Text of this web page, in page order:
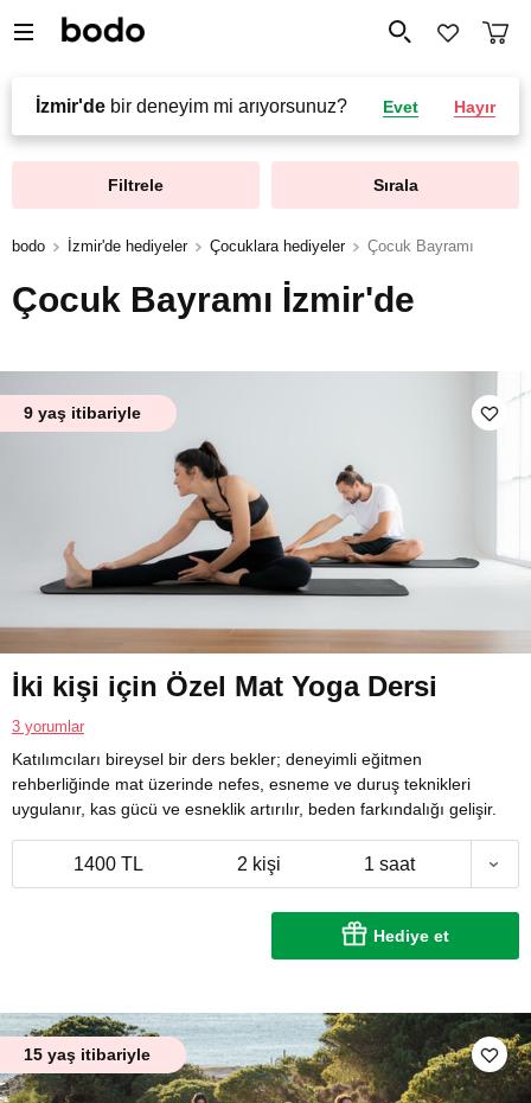
İzmir'de bir deneyim mi arıyorsunuz? Evet Hayır
Filtrele Sırala
bodo İzmir'de hediyeler Çocuklara hediyeler Çocuk Bayramı
Çocuk Bayramı İzmir'de
9 yaş itibariyle
İki kişi için Özel Mat Yoga Dersi
3 yorumlar
Katılımcıları bireysel bir ders bekler; deneyimli eğitmen
rehberliğinde mat üzerinde nefes, esneme ve duruş teknikleri
uygulanır, kas gücü ve esneklik artırılır, beden farkındalığı gelişir.
1400 TL 2 kişi 1 saat
Hediye et
15 yaş itibariyle